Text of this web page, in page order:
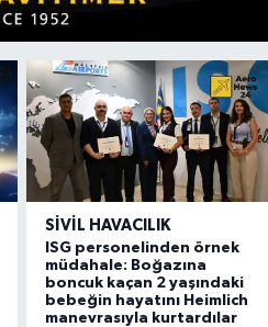
SIVIL HAVACILIK
ISG personelinden örnek
müdahale: Boğazına
boncuk kaçan 2 yaşındaki
bebeğin hayatını Heimlich
manevrasıyla kurtardılar